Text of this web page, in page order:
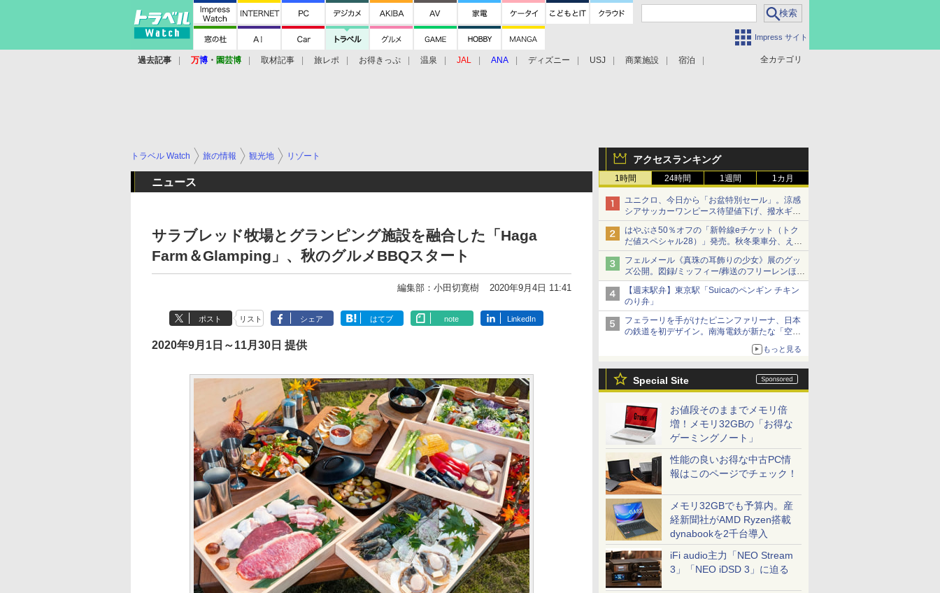
Impress サイト
全カテゴリ
過去記事 万博 ・ 園芸博 取材記事 旅レポ お得きっぷ 温泉 JAL ANA ディズニー USJ 商業施設 宿泊
アクセスランキング
1時間 24時間 1週間 1カ月
ユニクロ、今日から「お盆特別セール」。涼感
シアサッカーワンピース待望値下げ、撥水ギア
ショーツは1990円に
はやぶさ50％オフの「新幹線eチケット（トク
だ値スペシャル28）」発売。秋冬乗車分、えき
ねっと限定
フェルメール《真珠の耳飾りの少女》展のグッ
ズ公開。図録/ミッフィー/葬送のフリーレンほ
か、注目ブランドコラボが実現
【週末駅弁】東京駅「Suicaのペンギン チキン
のり弁」
フェラーリを手がけたピニンファリーナ、日本
の鉄道を初デザイン。南海電鉄が新たな「空港
もっと見る
Special Site
お値段そのままでメモリ倍
増！メモリ32GBの「お得な
ゲーミングノート」
性能の良いお得な中古PC情
報はこのページでチェック！
メモリ32GBでも予算内。産
経新聞社がAMD Ryzen搭載
dynabookを2千台導入
iFi audio主力「NEO Stream
3」「NEO iDSD 3」に迫る
トラベル Watch 旅の情報 観光地 リゾート
ニュース
サラブレッド牧場とグランピング施設を融合した「Haga
Farm＆Glamping」、秋のグルメBBQスタート
編集部：小田切寛樹 2020年9月4日 11:41
ポスト リスト シェア はてブ note LinkedIn
2020年9月1日～11月30日 提供